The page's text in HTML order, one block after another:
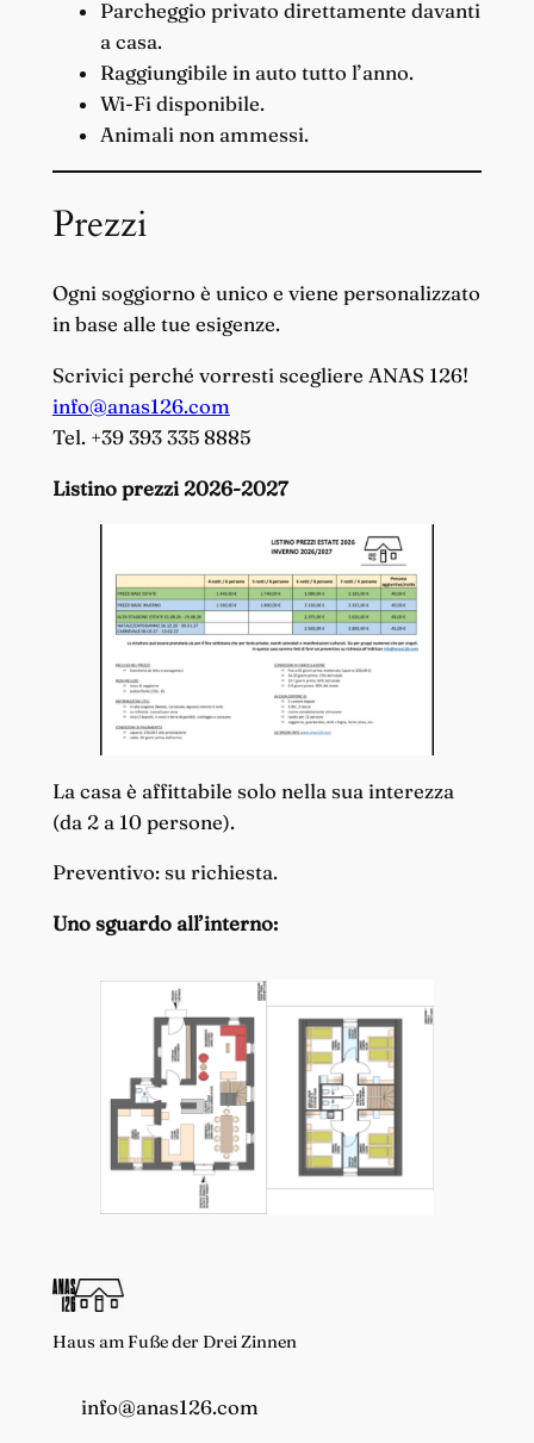
Parcheggio privato direttamente davanti
a casa.
Raggiungibile in auto tutto l’anno.
Wi-Fi disponibile.
Animali non ammessi.
Prezzi
Ogni soggiorno è unico e viene personalizzato
in base alle tue esigenze.
Scrivici perché vorresti scegliere ANAS 126!
info@anas126.com
Tel. +39 393 335 8885
Listino prezzi 2026-2027
La casa è affittabile solo nella sua interezza
(da 2 a 10 persone).
Preventivo: su richiesta.
Uno sguardo all’interno:
Haus am Fuße der Drei Zinnen
info@anas126.com